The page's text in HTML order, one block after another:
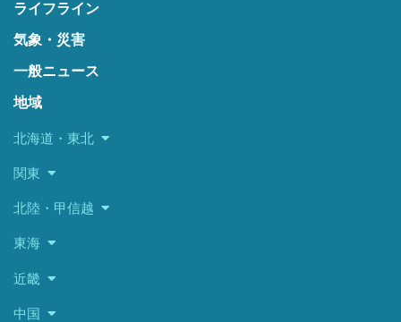
ライフライン
気象・災害
一般ニュース
地域
北海道・東北
関東
北陸・甲信越
東海
近畿
中国